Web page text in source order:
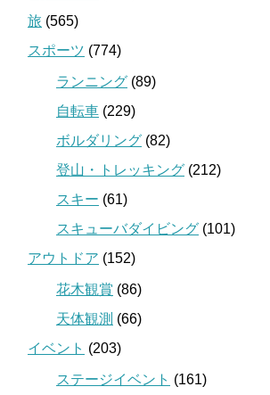
旅 (565)
スポーツ (774)
ランニング (89)
自転車 (229)
ボルダリング (82)
登山・トレッキング (212)
スキー (61)
スキューバダイビング (101)
アウトドア (152)
花木観賞 (86)
天体観測 (66)
イベント (203)
ステージイベント (161)